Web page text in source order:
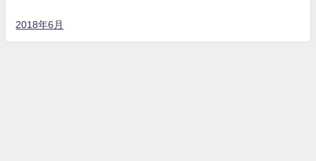
2018年6月